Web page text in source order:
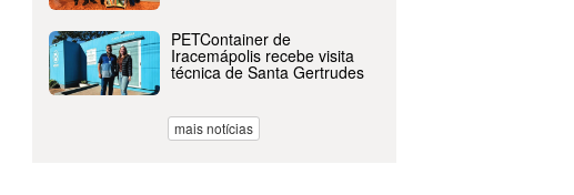
PETContainer de
Iracemápolis recebe visita
técnica de Santa Gertrudes
mais notícias